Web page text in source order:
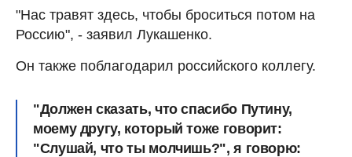
"Нас травят здесь, чтобы броситься потом на
Россию", - заявил Лукашенко.
Он также поблагодарил российского коллегу.
"Должен сказать, что спасибо Путину,
моему другу, который тоже говорит:
"Слушай, что ты молчишь?", я говорю: